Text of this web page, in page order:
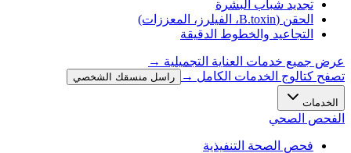
تجديد شباب البشرة
الحقن (B.toxin، الفيلرز، المعززات)
التجاعيد والخطوط الدقيقة
عرض جميع خدمات العناية التجميلية →
تصفح كتالوج الخدمات الكامل →
راسل منسقك الشخصي
الخدمات
الفحص الصحي
فحص الصحة التنفيذية